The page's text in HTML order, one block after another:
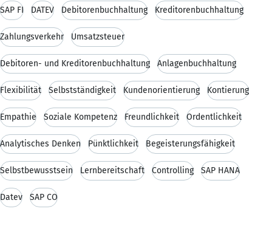
SAP FI DATEV Debitorenbuchhaltung Kreditorenbuchhaltung
Zahlungsverkehr Umsatzsteuer
Debitoren- und Kreditorenbuchhaltung Anlagenbuchhaltung
Flexibilität Selbstständigkeit Kundenorientierung Kontierung
Empathie Soziale Kompetenz Freundlichkeit Ordentlichkeit
Analytisches Denken Pünktlichkeit Begeisterungsfähigkeit
Selbstbewusstsein Lernbereitschaft Controlling SAP HANA
Datev SAP CO